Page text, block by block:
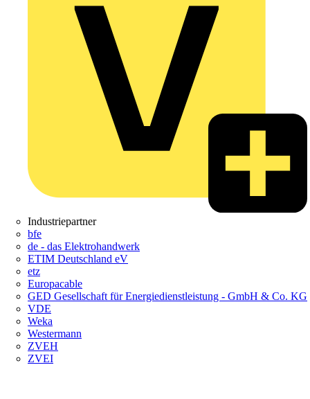
Industriepartner
bfe
de - das Elektrohandwerk
ETIM Deutschland eV
etz
Europacable
GED Gesellschaft für Energiedienstleistung - GmbH & Co. KG
VDE
Weka
Westermann
ZVEH
ZVEI